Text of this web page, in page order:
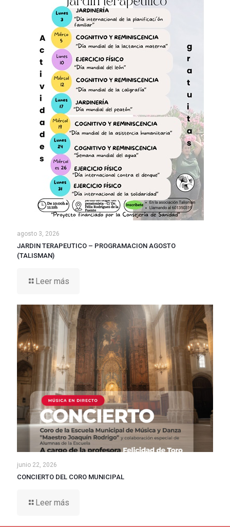
agosto 3, 2026
JARDIN TERAPEUTICO – PROGRAMACION AGOSTO
(TALISMAN)
Leer más
junio 22, 2026
CONCIERTO DEL CORO MUNICIPAL
Leer más